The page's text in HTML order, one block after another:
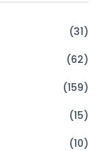
(31)
(62)
(159)
(15)
(10)